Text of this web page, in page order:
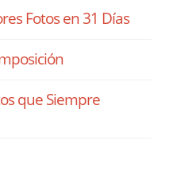
Fotos en 31 Días
que Siempre